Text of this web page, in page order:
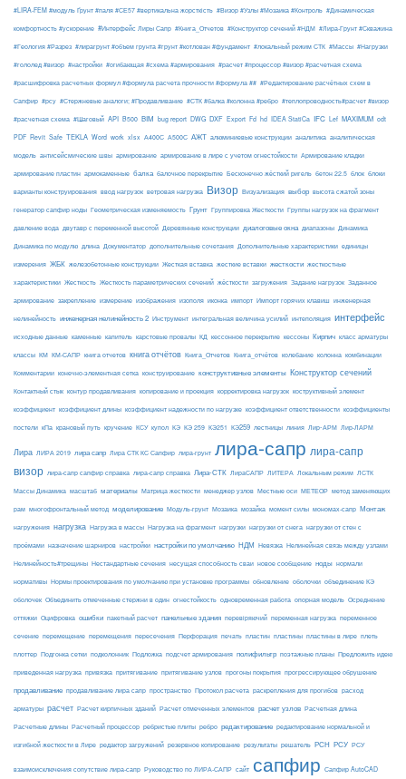
#LIRA-FEM #модуль Ґрунт #паля #СЕ57 #вертикальна жорсткість #Визор #Узлы #Мозаика #Контроль #Динамическая
комфортность #ускорение #Интерфейс Лиры Сапр #Книга_Отчетов #Конструктор сечений #НДМ #Лира-Грунт #Скважина
#Геология #Разрез #лирагрунт #объем грунта #грунт #котлован #фундамент #локальный режим СТК #Массы #Нагрузки
#гололед #визор #настройки #огибающая #схема #армирования #расчет #процессор #визор #расчетная схема
#расшифровка расчетных формул #формула расчета прочности #формула ## #Редактирование расчётных схем в
Сапфир #рсу #Стержневые аналоги; #Продавливание #СТК #балка #колонна #ребро #теплопроводность#расчет #визор
#расчетная схема #Шаговый API B500 BIM bug report DWG DXF Export Fd hd IDEA StatiCa IFC Lef MAXIMUM odt
PDF Revit Safe TEKLA Word work xlsx А400С А500С АЖТ алюминиевые конструкции аналитика аналитическая
модель антисейсмические швы армирование армирование в лире с учетом огнестойкости Армирование кладки
армирование пластин армокаменные балка балочное перекрытие Бесконечно жёсткий ригель бетон 22.5 блок блоки
варианты конструирования ввод нагрузок ветровая нагрузка Визор Визуализация выбор высота сжатой зоны
генератор сапфир ноды Геометрическая изменяемость Грунт Группировка Жесткости Группы нагрузок на фрагмент
давление вода двутавр с переменной высотой Деревянные конструкции диалоговые окна диапазоны Динамика
Динамика по модулю длина Документатор дополнительные сочетания Дополнительные характеристики единицы
измерения ЖБК железобетонные конструкции Жесткая вставка жесткие вставки жесткости жесткостные
характеристики Жесткость Жесткость параметрических сечений жёсткости загружения Задание нагрузок Заданное
армирование закрепление измерение изображения изополя иконка импорт Импорт горячих клавиш инженерная
нелинейность инженерная нелинейность 2 Инструмент интегральная величина усилий интеполяция интерфейс
исходные данные каменные капитель карстовые провалы КД кессонное перекрытие кессоны Кирпич класс арматуры
классы КМ КМ-САПР книга отчетов книга отчётов Книга_Отчетов Книга_отчётов колебание колонна комбинации
Комментарии конечно-элементная сетка конструирование конструктивные элементы Конструктор сечений
Контактный стык контур продавливания копирование и проекция корректировка нагрузок коструктивный элемент
коэффициент коэффициент длины коэффициент надежности по нагрузке коэффициент ответственности коэффициенты
постели кПа крановый путь кручение КСУ купол КЭ КЭ 259 КЭ251 КЭ259 лестницы линия Лир-АРМ Лир-ЛАРМ
Лира ЛИРА 2019 лира сапр Лира СТК КС Сапфир лира-грунт лира-сапр лира-сапр
визор лира-сапр сапфир справка лира-сапр справка Лира-СТК ЛираСАПР ЛИТЕРА Локальным режим ЛСТК
Массы Динамика масштаб материалы Матрица жесткости менеджер узлов Местные оси МЕТЕОР метод заменяющих
рам многофронтальный метод моделирование Модуль-грунт Мозаика мозайка момент силы мономах-сапр Монтаж
нагружения нагрузка Нагрузка в массы Нагрузка на фрагмент нагрузки нагрузки от снега нагрузки от стен с
проёмами назначение шарниров настройки настройки по умолчанию НДМ Невязка Нелинейная связь между узлами
Нелинейность#трещины Нестандартные сечения несущая способность сваи новое сообщение ноды нормали
нормативы Нормы проектирования по умолчанию при установке программы обновление оболочки объединение КЭ
оболочек Объединить отмеченные стержни в один огнестойкость одновременная работа опорная модель Осреднение
оттяжки Оцифровка ошибки пакетный расчет панельные здания перевіряючий переменная нагрузка переменное
сечение перемещение перемещения пересечения Перфорация печать пластин пластины пластины в лире плеть
плоттер Подгонка сетки подколонник Подложка подсчет армирования полифильтр поэтажные планы Предложить идею
приведенная нагрузка привязка притягивание притягивание узлов прогоны покрытия прогрессирующее обрушение
продавливание продавливание лира сапр пространство Протокол расчета раскрепления для прогибов расход
арматуры расчет Расчет кирпичных зданий Расчет отмеченных элементов расчет узлов Расчетная длина
Расчетные длины Расчетный процессор ребристые плиты ребро редактирование редактирование нормальной и
изгибной жесткости в Лире редактор загружений резервное копирование результаты решатель РСН РСУ РСУ
взаимоисключения сопутствие лира-сапр Руководство по ЛИРА-САПР сайт сапфир Сапфир AutoCAD